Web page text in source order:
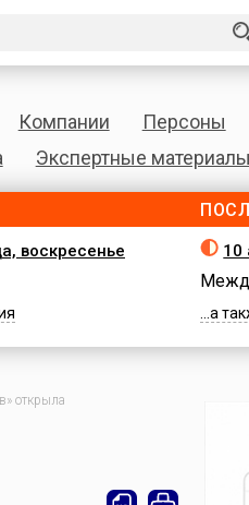
Компании Персоны
Экспертные материалы
воскресенье 10
...а
открыла